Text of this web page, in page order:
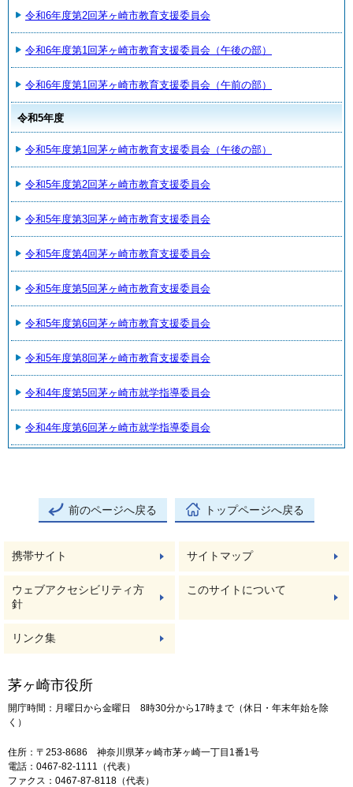
令和6年度第2回茅ヶ崎市教育支援委員会
令和6年度第1回茅ヶ崎市教育支援委員会（午後の部）
令和6年度第1回茅ヶ崎市教育支援委員会（午前の部）
令和5年度
令和5年度第1回茅ヶ崎市教育支援委員会（午後の部）
令和5年度第2回茅ヶ崎市教育支援委員会
令和5年度第3回茅ヶ崎市教育支援委員会
令和5年度第4回茅ヶ崎市教育支援委員会
令和5年度第5回茅ヶ崎市教育支援委員会
令和5年度第6回茅ヶ崎市教育支援委員会
令和5年度第8回茅ヶ崎市教育支援委員会
令和4年度第5回茅ヶ崎市就学指導委員会
令和4年度第6回茅ヶ崎市就学指導委員会
前のページへ戻る トップページへ戻る
携帯サイト サイトマップ
ウェブアクセシビリティ方
針
このサイトについて
リンク集
茅ヶ崎市役所
開庁時間：月曜日から金曜日 8時30分から17時まで（休日・年末年始を除
く）
住所：〒253-8686 神奈川県茅ヶ崎市茅ヶ崎一丁目1番1号
電話：0467-82-1111（代表）
ファクス：0467-87-8118（代表）